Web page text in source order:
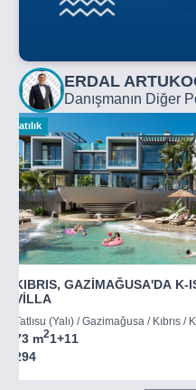
ERDAL
Danışmanın Diğer
Satılık
KIBRIS, GAZİMAĞUSA'DA K-
VİLLA
Tatlısu (Yalı) / Gazimağusa / Kıbrıs /
73 m21+11
294